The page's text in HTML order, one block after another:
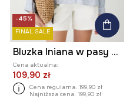
-45%
FINAL SALE
Bluzka lniana w pasy kolor niebieski
Cena aktualna:
109,90 zł
Cena regularna: 199,90 zł
Najniższa cena: 199,90 zł